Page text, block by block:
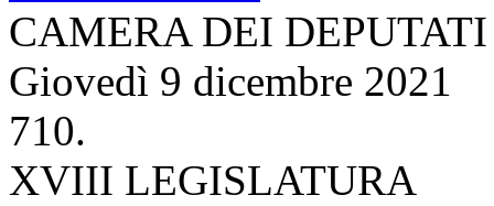
CAMERA DEI DEPUTATI
Giovedì 9 dicembre 2021
710.
XVIII LEGISLATURA